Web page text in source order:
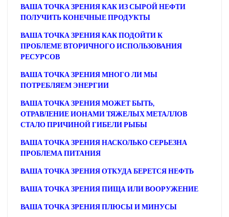
ВАША ТОЧКА ЗРЕНИЯ КАК ИЗ СЫРОЙ НЕФТИ
ПОЛУЧИТЬ КОНЕЧНЫЕ ПРОДУКТЫ
ВАША ТОЧКА ЗРЕНИЯ КАК ПОДОЙТИ К
ПРОБЛЕМЕ ВТОРИЧНОГО ИСПОЛЬЗОВАНИЯ
РЕСУРСОВ
ВАША ТОЧКА ЗРЕНИЯ МНОГО ЛИ МЫ
ПОТРЕБЛЯЕМ ЭНЕРГИИ
ВАША ТОЧКА ЗРЕНИЯ МОЖЕТ БЫТЬ,
ОТРАВЛЕНИЕ ИОНАМИ ТЯЖЕЛЫХ МЕТАЛЛОВ
СТАЛО ПРИЧИНОЙ ГИБЕЛИ РЫБЫ
ВАША ТОЧКА ЗРЕНИЯ НАСКОЛЬКО СЕРЬЕЗНА
ПРОБЛЕМА ПИТАНИЯ
ВАША ТОЧКА ЗРЕНИЯ ОТКУДА БЕРЕТСЯ НЕФТЬ
ВАША ТОЧКА ЗРЕНИЯ ПИЩА ИЛИ ВООРУЖЕНИЕ
ВАША ТОЧКА ЗРЕНИЯ ПЛЮСЫ И МИНУСЫ